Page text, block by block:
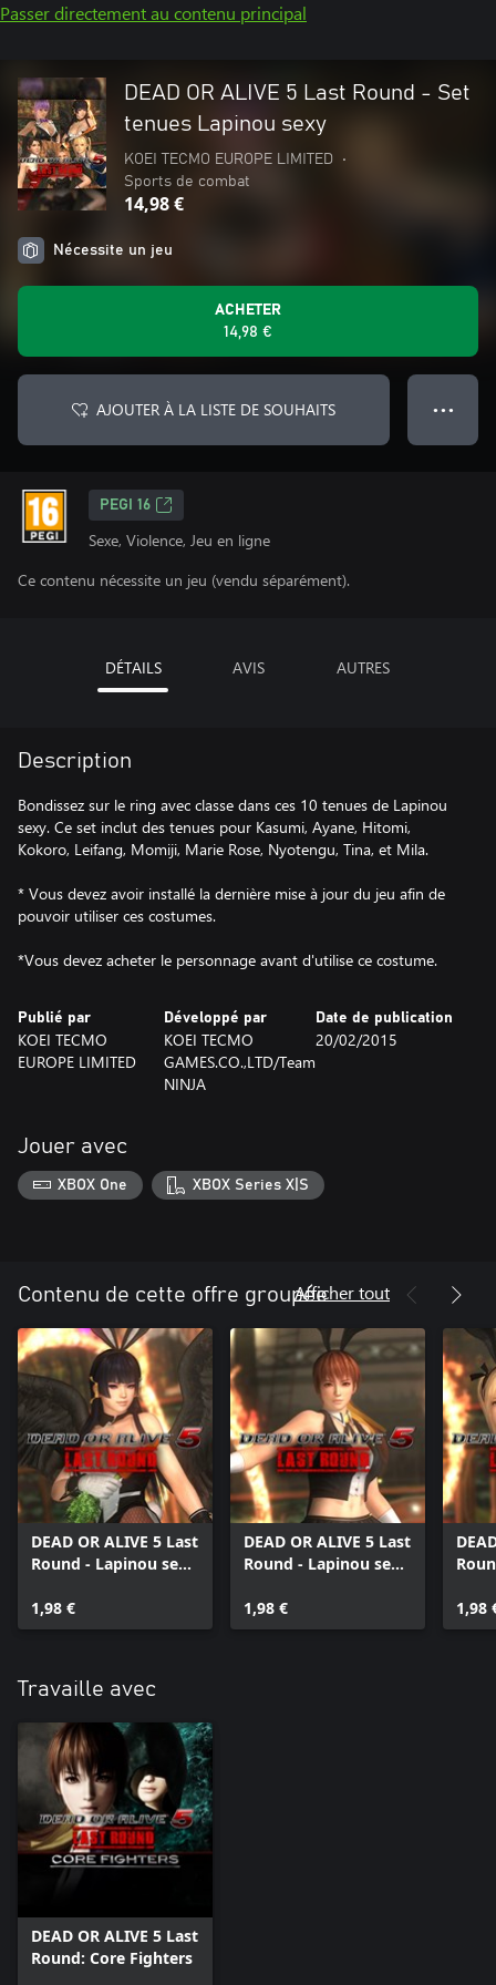
Passer directement au contenu principal
DEAD OR ALIVE 5 Last Round - Set
tenues Lapinou sexy
KOEI TECMO EUROPE LIMITED
•
Sports de combat
14,98 €
Nécessite un jeu
ACHETER
14,98 €
AJOUTER À LA LISTE DE SOUHAITS ● ● ●
PEGI 16
Sexe, Violence, Jeu en ligne
Ce contenu nécessite un jeu (vendu séparément).
DÉTAILS AVIS AUTRES
Description
Bondissez sur le ring avec classe dans ces 10 tenues de Lapinou
sexy. Ce set inclut des tenues pour Kasumi, Ayane, Hitomi,
Kokoro, Leifang, Momiji, Marie Rose, Nyotengu, Tina, et Mila.
* Vous devez avoir installé la dernière mise à jour du jeu afin de
pouvoir utiliser ces costumes.
*Vous devez acheter le personnage avant d'utilise ce costume.
Publié par
KOEI TECMO
EUROPE LIMITED
Développé par
KOEI TECMO
GAMES.CO.,LTD/Team
NINJA
Date de publication
20/02/2015
Jouer avec
XBOX One XBOX Series X|S
Contenu de cette offre groupéeAfficher tout
DEAD OR ALIVE 5 Last
Round - Lapinou sexy
1,98 €
DEAD OR ALIVE 5 Last
Round - Lapinou sexy
1,98 €
1,98
Travaille avec
DEAD OR ALIVE 5 Last
Round: Core Fighters